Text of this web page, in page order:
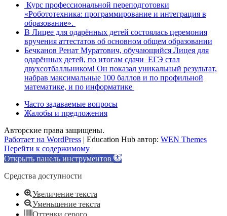
Курс профессиональной переподготовки
«Робототехника: программирование и интеграция в
образование».
В Лицее для одарённых детей состоялась церемония
вручения аттестатов об основном общем образовании
Бечканов Ренат Муратович, обучающийся Лицея для
одарённых детей, по итогам сдачи ЕГЭ стал
двухсотбалльником! Он показал уникальный результат,
набрав максимальные 100 баллов и по профильной
математике, и по информатике
Часто задаваемые вопросы
Жалобы и предложения
Авторские права защищены.
Работает на WordPress | Education Hub автор: WEN Themes
Перейти к содержимому
Открыть панель инструментов
Средства доступности
Увеличение текста
Уменьшение текста
Оттенки серого